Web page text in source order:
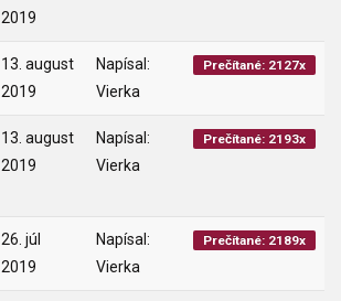
2019
13. august
2019
Napísal:
Vierka
Prečítané: 2127x
13. august
2019
Napísal:
Vierka
Prečítané: 2193x
26. júl
2019
Napísal:
Vierka
Prečítané: 2189x